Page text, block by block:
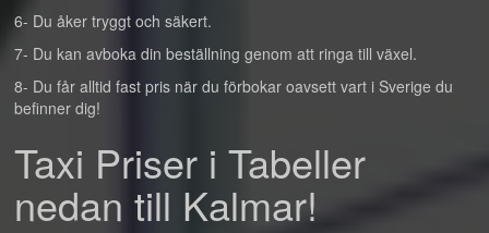
6- Du åker tryggt och säkert.
7- Du kan avboka din beställning genom att ringa till växel.
8- Du får alltid fast pris när du förbokar oavsett vart i Sverige du
befinner dig!
Taxi Priser i Tabeller
nedan till Kalmar!